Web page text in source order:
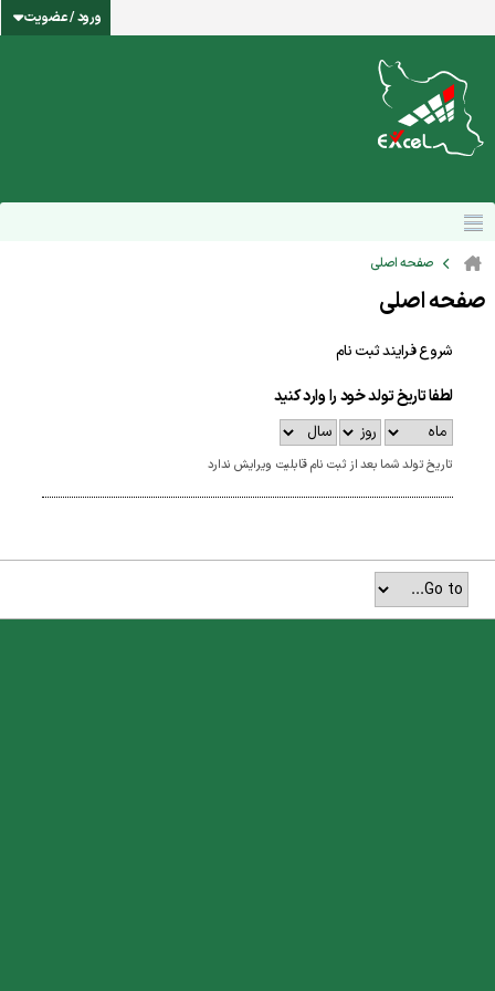
ورود / عضویت
صفحه اصلی
صفحه اصلی
شروع فرایند ثبت نام
لطفا تاریخ تولد خود را وارد کنید
تاریخ تولد شما بعد از ثبت نام قابلیت ویرایش ندارد